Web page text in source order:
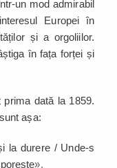
un mod admirabil
Europei în
și a orgoliilor.
în fața forței și
dată la 1859.
așa:
la durere / Unde-s
».